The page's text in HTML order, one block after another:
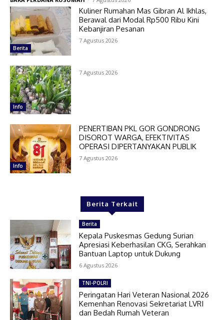
Berita
Kuliner Rumahan Mas Gibran Al Ikhlas,
Berawal dari Modal Rp500 Ribu Kini
Kebanjiran Pesanan
7 Agustus 2026
Info
7 Agustus 2026
Info
PENERTIBAN PKL GOR GONDRONG
DISOROT WARGA, EFEKTIVITAS
OPERASI DIPERTANYAKAN PUBLIK
7 Agustus 2026
Berita Terkait
Berita
Kepala Puskesmas Gedung Surian
Apresiasi Keberhasilan CKG, Serahkan
Bantuan Laptop untuk Dukung
6 Agustus 2026
TNI-POLRI
Peringatan Hari Veteran Nasional 2026
Kemenhan Renovasi Sekretariat LVRI
dan Bedah Rumah Veteran